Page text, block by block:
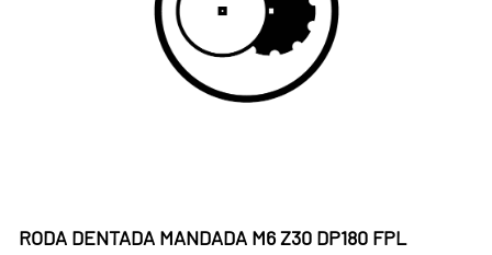
RODA DENTADA MANDADA M6 Z30 DP180 FPL